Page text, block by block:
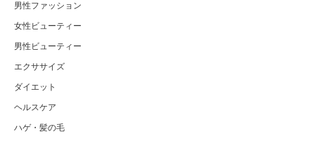
男性ファッション
女性ビューティー
男性ビューティー
エクササイズ
ダイエット
ヘルスケア
ハゲ・髪の毛